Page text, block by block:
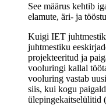
See määrus kehtib
elamute, äri- ja
Kuigi IET
juhtmestiku
projekteeritud ja
vooluringi kallal
vooluring vastab
siis, kui kogu
ülepingekaitselülitid